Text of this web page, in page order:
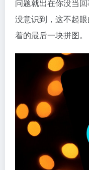
问题就出在你没当
没意识到，这不起
着的最后一块拼图。